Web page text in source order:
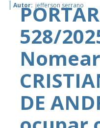
Autor: jefferson serrano
528/
DE